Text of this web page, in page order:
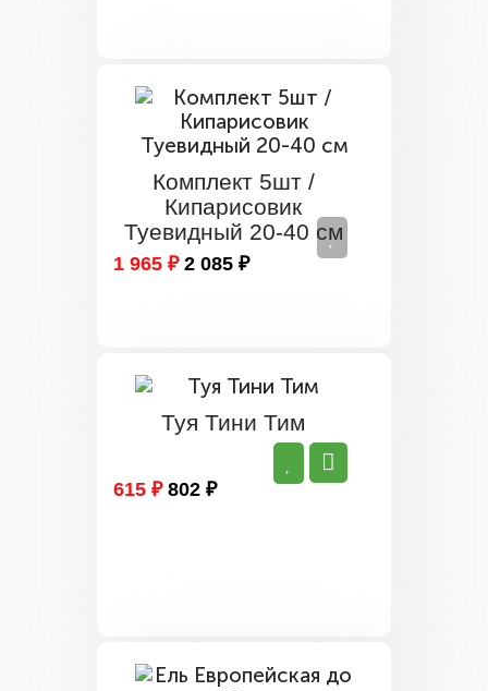
Комплект 5шт /
Кипарисовик
Туевидный 20-40 см
1 965 ₽ 2 085 ₽
Туя Тини Тим
615 ₽ 802 ₽